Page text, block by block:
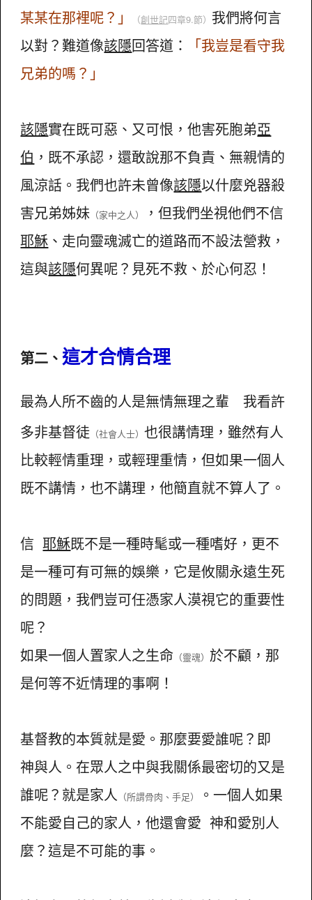
某某在那裡呢？」
（創世記四章9.節） 我們將何言
以對？難道像該隱回答道：
「我豈是看守我
兄弟的嗎？」
該隱實在既可惡、又可恨，他害死胞弟亞
伯 ，既不承認，還敢說那不負責、無親情的
風涼話。我們也許未曾像該隱以什麼兇器殺
害兄弟姊妹 （家中之人）
，但我們坐視他們不信
耶穌 、走向靈魂滅亡的道路而不設法營救，
這與該隱何異呢？見死不救、於心何忍！
第二、這才合情合理
最為人所不齒的人是無情無理之輩 我看許
多非基督徒 （社會人士）也很講情理，雖然有人
比較輕情重理，或輕理重情，但如果一個人
既不講情，也不講理，他簡直就不算人了。
信耶穌既不是一種時髦或一種嗜好，更不
是一種可有可無的娛樂，它是攸關永遠生死
的問題，我們豈可任憑家人漠視它的重要性
呢？
如果一個人置家人之生命 （靈魂） 於不顧，那
是何等不近情理的事啊！
基督教的本質就是愛。那麼要愛誰呢？即
神與人。在眾人之中與我關係最密切的又是
誰呢？就是家人 （所謂骨肉、手足）
。一個人如果
不能愛自己的家人，他還會愛 神和愛別人
麼？這是不可能的事。